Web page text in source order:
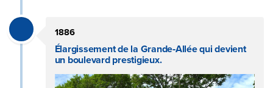
Élargissement de la Grande‑Allée qui devient
un boulevard prestigieux.
1886